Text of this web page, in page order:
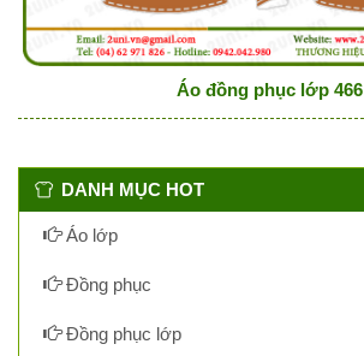
Áo đồng phục lớp 466
DANH MỤC HOT
Áo lớp
Đồng phục
Đồng phục lớp